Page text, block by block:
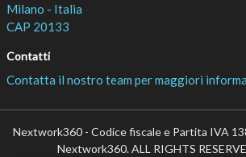
Milano - Italia
CAP 20133
Contatti
Contatta il nostro team per maggiori
Nextwork360 - Codice fiscale e Partita IVA
Nextwork360. ALL RIGHTS